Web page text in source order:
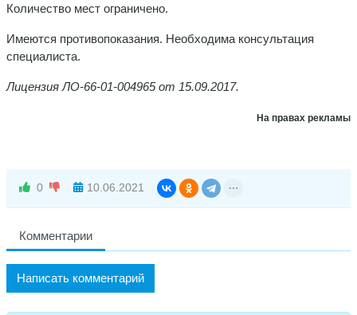
Количество мест ограничено.
Имеются противопоказания. Необходима консультация
специалиста.
Лицензия ЛО-66-01-004965 от 15.09.2017.
На правах рекламы
0 10.06.2021
Комментарии
Написать комментарий